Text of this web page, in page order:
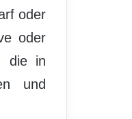
oder
oder
die in
und